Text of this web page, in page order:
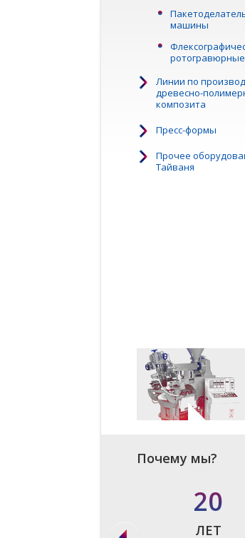
машины
Линии по
древесно-
композита
Пресс-формы
Прочее
Тайваня
Почему мы?
20
ЛЕТ